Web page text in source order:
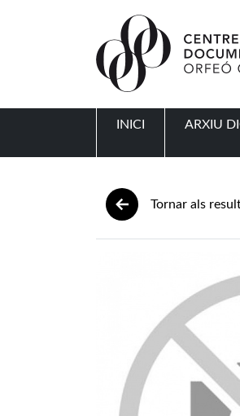
INICI ARXIU
Tornar als